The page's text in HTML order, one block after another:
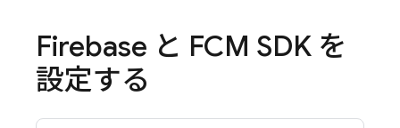
Firebase と FCM SDK を
設定する